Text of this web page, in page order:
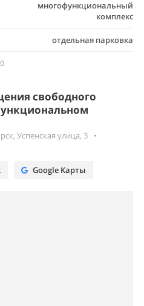
многофункциональный
комплекс
отдельная парковка
свободного
Успенская улица, 3
•
Google Карты